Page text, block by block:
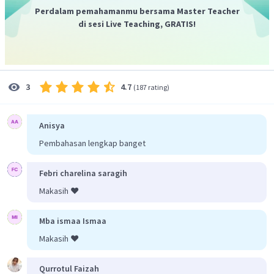
λ
λ
=
=
50
25 cm
Sehingga jawaban yang benar adalah A.
Perdalam pemahamanmu bersama Master Teacher
di sesi Live Teaching, GRATIS!
3 4.7 (187 rating)
Anisya
Pembahasan lengkap banget
Febri charelina saragih
Makasih ❤️
Mba ismaa Ismaa
Makasih ❤️
Qurrotul Faizah